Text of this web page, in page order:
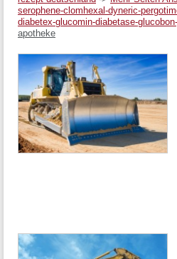
serophene-clomhexal-dyneric-
diabetex-glucomin-diabetase-
apotheke